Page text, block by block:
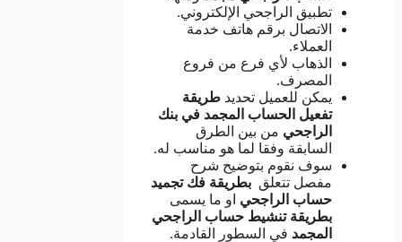
تطبيق الراجحي الإلكتروني.
الاتصال برقم هاتف خدمة
العملاء.
الذهاب لأي فرع من فروع
المصرف.
يمكن للعميل تحديد طريقة
تفعيل الحساب المجمد في بنك
الراجحي من بين الطرق
السابقة وفقا لما هو مناسب له.
سوف نقوم بتوضيح شرح
مفصل تتعلق بطريقة فك تجميد
حساب الراجحي او ما يسمى
بطريقة تنشيط حساب الراجحي
المجمد في السطور القادمة.